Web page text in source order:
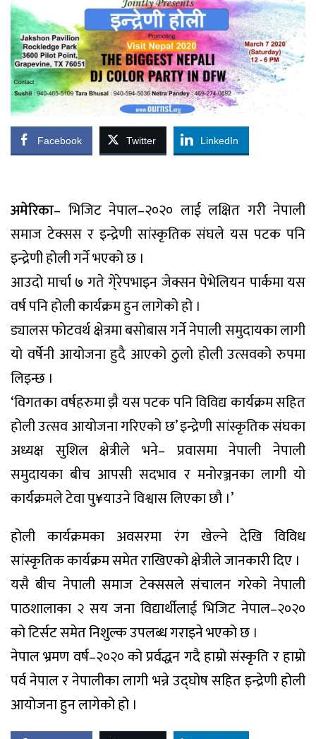
Facebook Twitter LinkedIn
अमेरिका– भिजिट नेपाल–२०२० लाई लक्षित गरी नेपाली
समाज टेक्सस र इन्द्रेणी सांस्कृतिक संघले यस पटक पनि
इन्द्रेणी होली गर्ने भएको छ ।
आउदो मार्चा ७ गते गे्रेपभाइन जेक्सन पेभेलियन पार्कमा यस
वर्ष पनि होली कार्यक्रम हुन लागेको हो ।
ड्यालस फोटवर्थ क्षेत्रमा बसोबास गर्ने नेपाली समुदायका लागी
यो वर्षेनी आयोजना हुदै आएको ठुलो होली उत्सवको रुपमा
लिइन्छ ।
‘विगतका वर्षहरुमा झै यस पटक पनि विविद्य कार्यक्रम सहित
होली उत्सव आयोजना गरिएको छ’ इन्द्रेणी सांस्कृतिक संघका
अध्यक्ष सुशिल क्षेत्रीले भने– प्रवासमा नेपाली नेपाली
समुदायका बीच आपसी सदभाव र मनोरञ्जनका लागी यो
कार्यक्रमले टेवा पु¥याउने विश्वास लिएका छौ ।’
होली कार्यक्रमका अवसरमा रंग खेल्ने देखि विविध
सांस्कृतिक कार्यक्रम समेत राखिएको क्षेत्रीले जानकारी दिए ।
यसै बीच नेपाली समाज टेक्ससले संचालन गरेको नेपाली
पाठशालाका २ सय जना विद्यार्थीलाई भिजिट नेपाल–२०२०
को टिर्सट समेत निशुल्क उपलब्ध गराइने भएको छ ।
नेपाल भ्रमण वर्ष–२०२० को प्रर्वद्धन गदै हाम्रो संस्कृति र हाम्रो
पर्व नेपाल र नेपालीका लागी भन्ने उद्घोष सहित इन्द्रेणी होली
आयोजना हुन लागेको हो ।